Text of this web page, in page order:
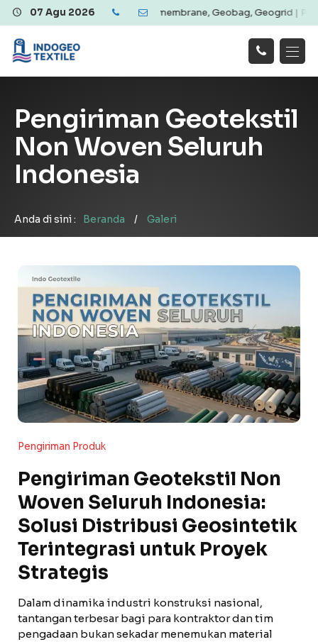
07 Agu 2026
& Non Woven, Geomembrane, Geobag, Geogrid | Produk
Tentang Kami
Galeri
Layanan
Hubungi
!
Pengiriman Geotekstil
Non Woven Seluruh
Indonesia
Anda di sini : Beranda / Galeri
Pengiriman Produk
Pengiriman Geotekstil Non
Woven Seluruh Indonesia:
Solusi Distribusi Geosintetik
Terintegrasi untuk Proyek
Strategis
Dalam dinamika industri konstruksi nasional,
tantangan terbesar bagi para kontraktor dan tim
pengadaan bukan sekadar menemukan material